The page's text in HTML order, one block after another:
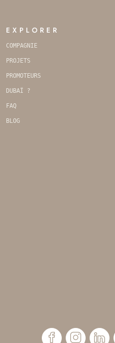
EXPLORER
COMPAGNIE
PROJETS
PROMOTEURS
DUBAÏ ?
FAQ
BLOG